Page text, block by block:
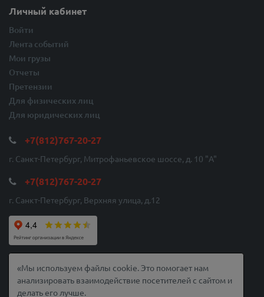
Личный кабинет
Войти
Лента событий
Мои грузы
Отчеты
Претензии
Для физических лиц
Для юридических лиц
+7(812)767-20-27
г. Санкт-Петербург, Митрофаньевское шоссе, д. 10 "A"
+7(812)767-20-27
г. Санкт-Петербург, Верхняя улица, д.12
Сайт защищен с помощью reCAPTCHA. Используя его, вы соглашаетесь с
Политика конфиденциальности
«Мы используем файлы cookie. Это помогает нам
анализировать взаимодействие посетителей с сайтом и
делать его лучше.